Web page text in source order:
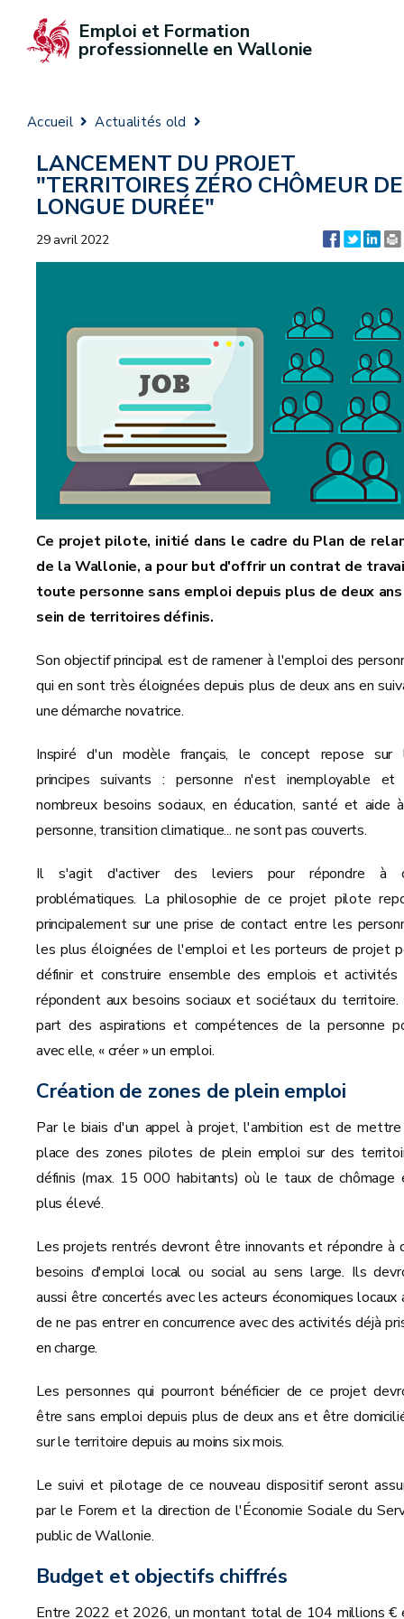
Emploi et Formation
professionnelle en Wallonie
Accueil Actualités old
LANCEMENT DU PROJET
"TERRITOIRES ZÉRO CHÔMEUR DE
LONGUE DURÉE"
29 avril 2022
Ce projet pilote, initié dans le cadre du Plan de
de la Wallonie, a pour but d'offrir un contrat de
toute personne sans emploi depuis plus de deux
sein de territoires définis.
Son objectif principal est de ramener à l'emploi des
qui en sont très éloignées depuis plus de deux ans en
une démarche novatrice.
Inspiré d'un modèle français, le concept repose sur
principes suivants : personne n'est inemployable et
nombreux besoins sociaux, en éducation, santé et aide
personne, transition climatique... ne sont pas couverts.
Il s'agit d'activer des leviers pour répondre à
problématiques. La philosophie de ce projet pilote
principalement sur une prise de contact entre les
les plus éloignées de l'emploi et les porteurs de projet
définir et construire ensemble des emplois et activités
répondent aux besoins sociaux et sociétaux du territoire.
part des aspirations et compétences de la personne
avec elle, « créer » un emploi.
Création de zones de plein emploi
Par le biais d'un appel à projet, l'ambition est de
place des zones pilotes de plein emploi sur des
définis (max. 15 000 habitants) où le taux de chômage
plus élevé.
Les projets rentrés devront être innovants et répondre à
besoins d'emploi local ou social au sens large. Ils
aussi être concertés avec les acteurs économiques locaux
de ne pas entrer en concurrence avec des activités déjà
en charge.
Les personnes qui pourront bénéficier de ce projet
être sans emploi depuis plus de deux ans et être
sur le territoire depuis au moins six mois.
Le suivi et pilotage de ce nouveau dispositif seront
par le Forem et la direction de l'Économie Sociale du
public de Wallonie.
Budget et objectifs chiffrés
Entre 2022 et 2026, un montant total de 104 millions €